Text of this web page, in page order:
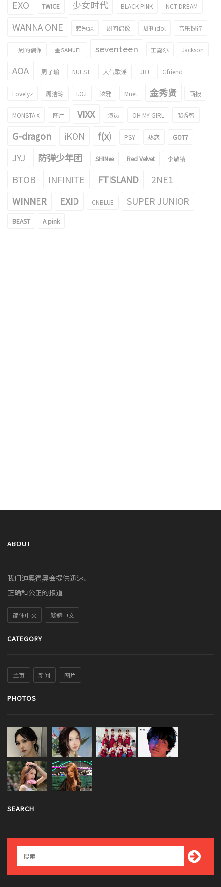
EXO TWICE 少女时代 BLACK PINK NCT DREAM
WANNA ONE 赖冠霖 周间偶像 周刊idol 音乐银行
一周的偶像 金SAMUEL seventeen 王嘉尔 Jackson
AOA 周子瑜 NUEST 人气歌谣 JBJ Gfriend
Lovelyz 周洁琼 I.O.I 泫雅 Mnet 金秀贤 画报
MONSTA X 图片 VIXX 演员 OH MY GIRL 裴秀智
G-dragon iKON f(x) PSY 热恋 GOT7
JYJ 防弹少年团 SHINee Red Velvet 李敏镐
BTOB INFINITE FTISLAND
2NE1
WINNER
EXID CNBLUE SUPER JUNIOR
BEAST A pink
ABOUT
我们迪奥德奥会提供迅速、
正确和公正的报道
简体中文 繁體中文
CATEGORY
主页 新闻 图片
PHOTOS
SEARCH